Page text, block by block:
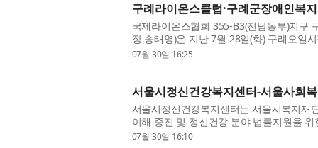
구례라이온스클럽·구례군장애인복
국제라이온스협회 355-B3(전남동부)지구
장 송태영)은 지난 7월 28일(화) 구례오일
대상으로 ‘시원한 나눔’ 봉사활동을 공동
07월 30일 16:25
서울시정신건강복지센터-서울사회
서울시정신건강복지센터는 서울시복지재
이해 증진 및 정신건강 분야 법률지원을
체결했다. 이번 협약은 정신건강 서비스
07월 30일 16:10